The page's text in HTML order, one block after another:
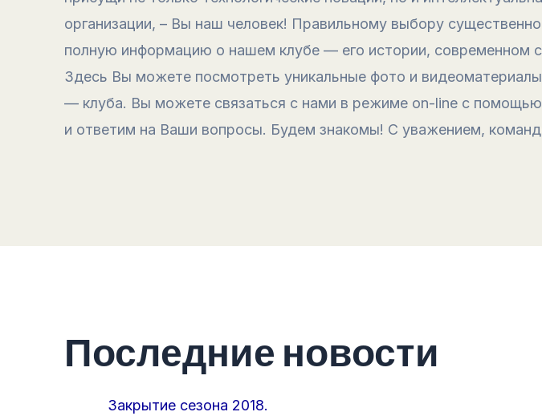
организации, – Вы наш человек! Правильному выбору
полную информацию о нашем клубе — его истории, современном
Здесь Вы можете посмотреть уникальные фото и
— клуба. Вы можете связаться с нами в режиме on-line с
и ответим на Ваши вопросы. Будем знакомы! С уважением,
Последние новости
Закрытие сезона 2018.